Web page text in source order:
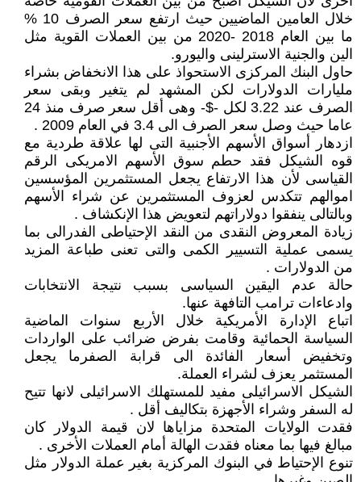
خلال العامين الماضيين حيث ارتفع سعر الصرف 10 %
ما بين العام 2018 -2020 من بين العملات القوية مثل
الين والجنية الاسترلينى واليورو.
حاول البنك المركزى الاستحواذ على هذا الانخفاض بشراء
مليارات الدولارات لكن المشهد لم يتغير وبقى سعر
الصرف عند 3.22 لكل -$- وهى أقل سعر صرف منذ 24
عاما حيث وصل سعر الصرف الى 3.4 في العام 2009 .
ازدهار أسواق الأسهم الأجنبية التى لها علاقة طردية مع
قوه الشيكل فقد حطم سوق الأسهم الامريكى الرقم
القياسى لأن هذا الارتفاع يجعل المستثمرين المؤسسين
اموالهم تتكدس لعزوف المستثمرين عن شراء الأسهم
وبالتالى ينفقوا دولاراتهم لتعويض هذا الإنكشاف .
زيادة المعروض النقدى من النقد الإحتياطى الفدرالى بما
يسمى عملية التسيير الكمى والتى تعنى طباعة المزيد
من الدولارات .
حالة عدم اليقين السياسى بسبب نتيجة الانتخابات
وادعاءات ترامب التافهة عنها.
اتباع الإدارة الأمريكية خلال الأربع سنوات الماضية
السياسة الحمائية وقامت بفرض ضرائب على الواردات
وتخفيض أسعار الفائدة الى قرابة الصفرما يجعل
المستثمر يعزف لشراء العملة.
الشيكل الاسرائيلى مفيد للمستهلك الاسرائيلى لانها تتيح
له السفر وشراء الأجهزة بتكاليف أقل .
فقدت الولايات المتحدة مزاياها لان قيمة الدولار كان
مبالغ فيها بما معناه فقدت الهالة أمام العملات الأخرى .
تنوع الإحتياط في البنوك المركزية بغير عملة الدولار مثل